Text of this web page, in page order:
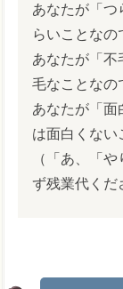
あなたが「つ
らいことなの
あなたが「不
毛なことなの
あなたが「面
は面白くない
（「あ、「
ず残業代くだ